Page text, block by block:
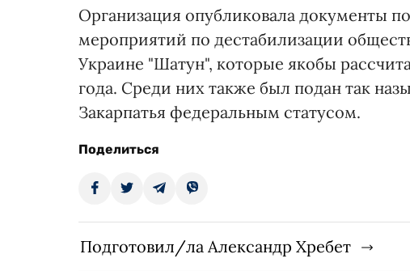
Организация опубликовала документы
мероприятий по дестабилизации
Украине "Шатун", которые якобы
года. Среди них также был подан так
Закарпатья федеральным статусом.
Поделиться
Подготовил/ла Александр Хребет